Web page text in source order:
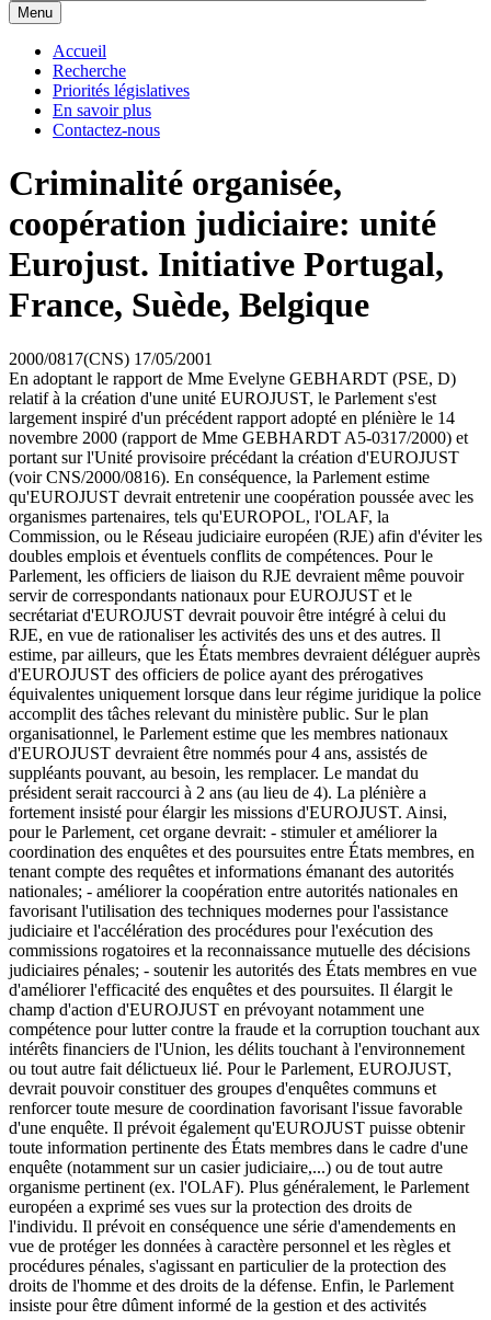
Menu
Accueil
Recherche
Priorités législatives
En savoir plus
Contactez-nous
Criminalité organisée,
coopération judiciaire: unité
Eurojust. Initiative Portugal,
France, Suède, Belgique
2000/0817(CNS) 17/05/2001
En adoptant le rapport de Mme Evelyne GEBHARDT (PSE, D)
relatif à la création d'une unité EUROJUST, le Parlement s'est
largement inspiré d'un précédent rapport adopté en plénière le 14
novembre 2000 (rapport de Mme GEBHARDT A5-0317/2000) et
portant sur l'Unité provisoire précédant la création d'EUROJUST
(voir CNS/2000/0816). En conséquence, la Parlement estime
qu'EUROJUST devrait entretenir une coopération poussée avec les
organismes partenaires, tels qu'EUROPOL, l'OLAF, la
Commission, ou le Réseau judiciaire européen (RJE) afin d'éviter les
doubles emplois et éventuels conflits de compétences. Pour le
Parlement, les officiers de liaison du RJE devraient même pouvoir
servir de correspondants nationaux pour EUROJUST et le
secrétariat d'EUROJUST devrait pouvoir être intégré à celui du
RJE, en vue de rationaliser les activités des uns et des autres. Il
estime, par ailleurs, que les États membres devraient déléguer auprès
d'EUROJUST des officiers de police ayant des prérogatives
équivalentes uniquement lorsque dans leur régime juridique la police
accomplit des tâches relevant du ministère public. Sur le plan
organisationnel, le Parlement estime que les membres nationaux
d'EUROJUST devraient être nommés pour 4 ans, assistés de
suppléants pouvant, au besoin, les remplacer. Le mandat du
président serait raccourci à 2 ans (au lieu de 4). La plénière a
fortement insisté pour élargir les missions d'EUROJUST. Ainsi,
pour le Parlement, cet organe devrait: - stimuler et améliorer la
coordination des enquêtes et des poursuites entre États membres, en
tenant compte des requêtes et informations émanant des autorités
nationales; - améliorer la coopération entre autorités nationales en
favorisant l'utilisation des techniques modernes pour l'assistance
judiciaire et l'accélération des procédures pour l'exécution des
commissions rogatoires et la reconnaissance mutuelle des décisions
judiciaires pénales; - soutenir les autorités des États membres en vue
d'améliorer l'efficacité des enquêtes et des poursuites. Il élargit le
champ d'action d'EUROJUST en prévoyant notamment une
compétence pour lutter contre la fraude et la corruption touchant aux
intérêts financiers de l'Union, les délits touchant à l'environnement
ou tout autre fait délictueux lié. Pour le Parlement, EUROJUST,
devrait pouvoir constituer des groupes d'enquêtes communs et
renforcer toute mesure de coordination favorisant l'issue favorable
d'une enquête. Il prévoit également qu'EUROJUST puisse obtenir
toute information pertinente des États membres dans le cadre d'une
enquête (notamment sur un casier judiciaire,...) ou de tout autre
organisme pertinent (ex. l'OLAF). Plus généralement, le Parlement
européen a exprimé ses vues sur la protection des droits de
l'individu. Il prévoit en conséquence une série d'amendements en
vue de protéger les données à caractère personnel et les règles et
procédures pénales, s'agissant en particulier de la protection des
droits de l'homme et des droits de la défense. Enfin, le Parlement
insiste pour être dûment informé de la gestion et des activités